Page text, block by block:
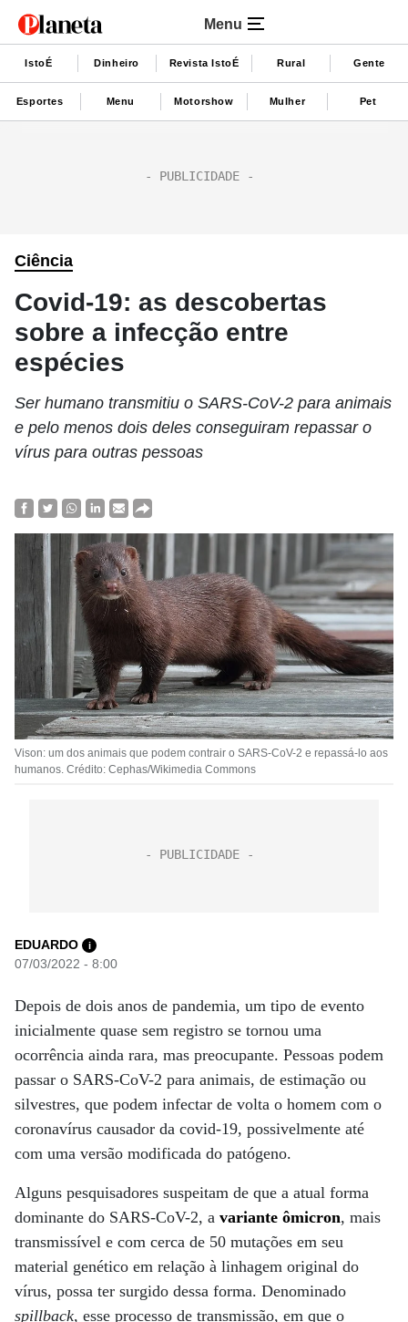
Menu
IstoÉ Dinheiro Revista IstoÉ Rural Gente
Esportes Menu Motorshow Mulher Pet
Ciência
Covid-19: as descobertas
sobre a infecção entre
espécies
Ser humano transmitiu o SARS-CoV-2 para animais
e pelo menos dois deles conseguiram repassar o
vírus para outras pessoas
Vison: um dos animais que podem contrair o SARS-CoV-2 e repassá-lo aos
humanos. Crédito: Cephas/Wikimedia Commons
EDUARDO i
07/03/2022 - 8:00
Depois de dois anos de pandemia, um tipo de evento
inicialmente quase sem registro se tornou uma
ocorrência ainda rara, mas preocupante. Pessoas podem
passar o SARS-CoV-2 para animais, de estimação ou
silvestres, que podem infectar de volta o homem com o
coronavírus causador da covid-19, possivelmente até
com uma versão modificada do patógeno.
Alguns pesquisadores suspeitam de que a atual forma
dominante do SARS-CoV-2, a variante ômicron, mais
transmissível e com cerca de 50 mutações em seu
material genético em relação à linhagem original do
vírus, possa ter surgido dessa forma. Denominado
spillback, esse processo de transmissão, em que o